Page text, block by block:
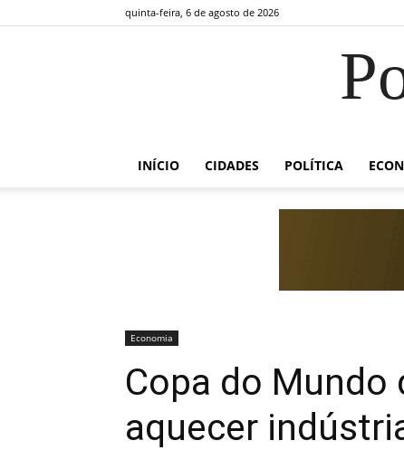
quinta-feira, 6 de agosto de 2026
INÍCIO CIDADES POLÍTICA
Economia
Copa do Mundo
aquecer